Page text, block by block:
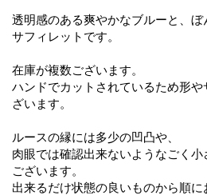
透明感のある爽やかなブルーと、
サフィレットです。
在庫が複数ございます。
ハンドでカットされているため形
ざいます。
ルースの縁には多少の凹凸や、
肉眼では確認出来ないようなごく
ございます。
出来るだけ状態の良いものから順に